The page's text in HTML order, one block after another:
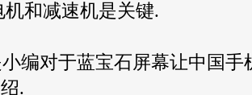
和减速机是关键.
对于蓝宝石屏幕让中国手
.